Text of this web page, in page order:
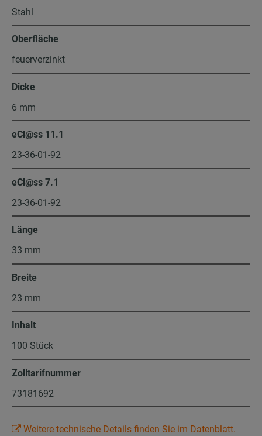
Stahl
Oberfläche
feuerverzinkt
Dicke
6 mm
eCl@ss 11.1
23-36-01-92
eCl@ss 7.1
23-36-01-92
Länge
33 mm
Breite
23 mm
Inhalt
100 Stück
Zolltarifnummer
73181692
Weitere technische Details finden Sie im Datenblatt.